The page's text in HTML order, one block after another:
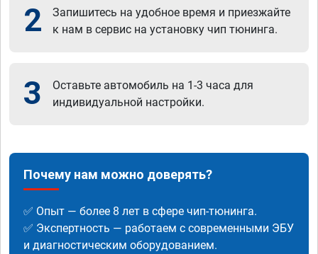
2
Запишитесь на удобное время и приезжайте
к нам в сервис на установку чип тюнинга.
3
Оставьте автомобиль на 1-3 часа для
индивидуальной настройки.
Почему нам можно доверять?
✅ Опыт — более 8 лет в сфере чип-тюнинга.
✅ Экспертность — работаем с современными ЭБУ
и диагностическим оборудованием.